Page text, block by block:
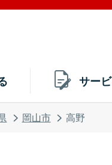
サー
岡山市 高野